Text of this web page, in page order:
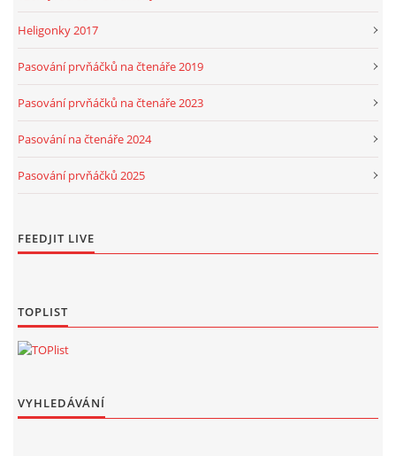
Heligonky 2017
Pasování prvňáčků na čtenáře 2019
Pasování prvňáčků na čtenáře 2023
Pasování na čtenáře 2024
Pasování prvňáčků 2025
FEEDJIT LIVE
TOPLIST
VYHLEDÁVÁNÍ